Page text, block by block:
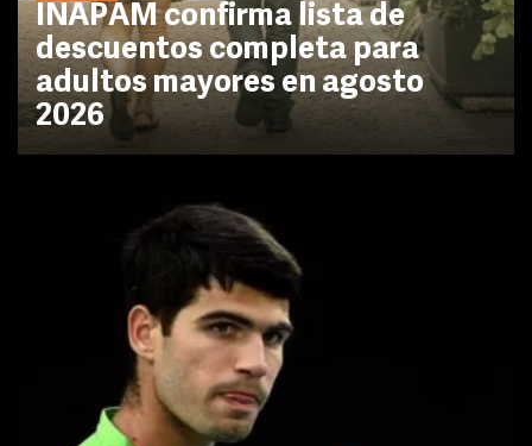
INAPAM confirma lista de
descuentos completa para
adultos mayores en agosto
2026